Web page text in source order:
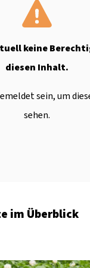
keine
diesen Inhalt.
sein, um
sehen.
im Überblick